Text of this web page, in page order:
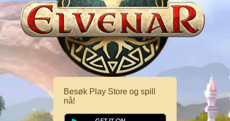
Besøk Play Store og spill
nå!